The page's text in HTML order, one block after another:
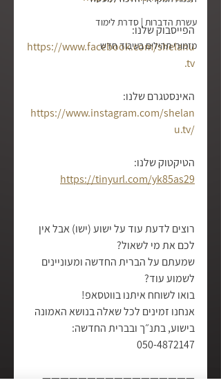
עשרת הדברות | סדרת לימוד
מזמורי תהילים בעיבוד חדש
הפייסבוק שלנו:
https://www.facebook.com/shelanu
.tv
האינסטגרם שלנו:
https://www.instagram.com/shelan
u.tv/
הטיקטוק שלנו:
https://tinyurl.com/yk85as29
רוצים לדעת עוד על ישוע (ישו) אבל אין
לכם את מי לשאול?
שמעתם על הברית החדשה ומעוניינים
לשמוע עוד?
בואו לשוחח איתנו בווטסאפ!
אנחנו זמינים לכל שאלה בנושא האמונה
בישוע, בתנ״ך ובברית החדשה:
050-4872147
—————————————————